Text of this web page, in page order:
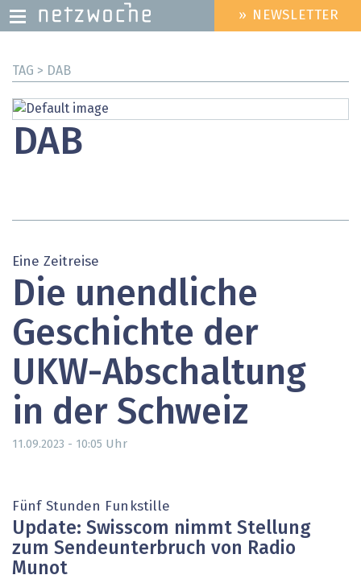
zum
HEADER
MENU
» NEWSLETTER
TAG > DAB
DAB
Eine Zeitreise
Die unendliche
Geschichte der
UKW-Abschaltung
in der Schweiz
11.09.2023 - 10:05 Uhr
Fünf Stunden Funkstille
Update: Swisscom nimmt Stellung
zum Sendeunterbruch von Radio
Munot